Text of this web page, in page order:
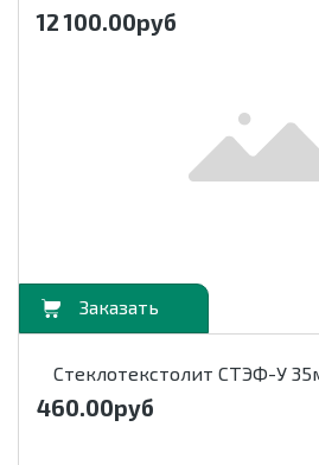
12 100.00руб
Стеклотекстолит СТЭФ-У
460.00руб